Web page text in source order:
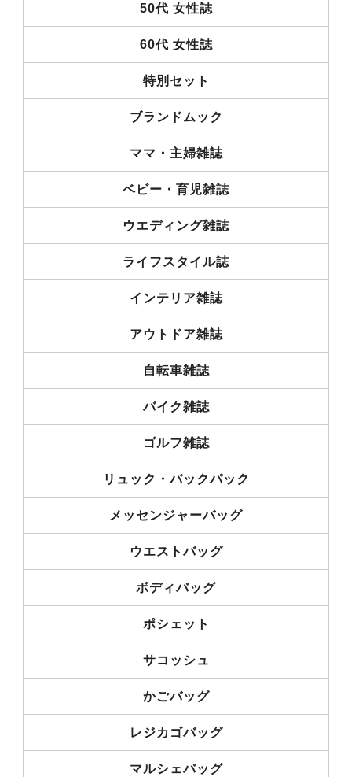
50代 女性誌
60代 女性誌
特別セット
ブランドムック
ママ・主婦雑誌
ベビー・育児雑誌
ウエディング雑誌
ライフスタイル誌
インテリア雑誌
アウトドア雑誌
自転車雑誌
バイク雑誌
ゴルフ雑誌
リュック・バックパック
メッセンジャーバッグ
ウエストバッグ
ボディバッグ
ポシェット
サコッシュ
かごバッグ
レジカゴバッグ
マルシェバッグ